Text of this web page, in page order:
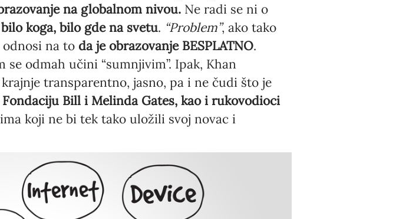
na globalnom nivou.Ne radi se ni o
koga, bilo gde na svetu. “Problem”, ako tako
na toda je obrazovanje BESPLATNO.
odmah učini “sumnjivim”. Ipak, Khan
transparentno, jasno, pa i ne čudi što je
Bill i Melinda Gates, kao i rukovodioci
koji ne bi tek tako uložili svoj novac i